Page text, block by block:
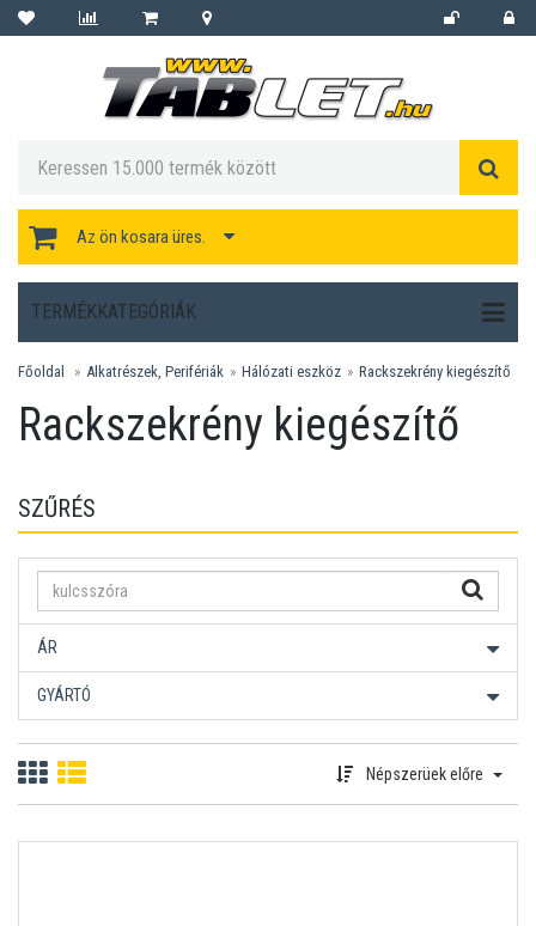
Az ön kosara üres.
TERMÉKKATEGÓRIÁK
Főoldal Alkatrészek, Perifériák Hálózati eszköz Rackszekrény kiegészítő
Rackszekrény kiegészítő
SZŰRÉS
ÁR
GYÁRTÓ
Népszerüek előre